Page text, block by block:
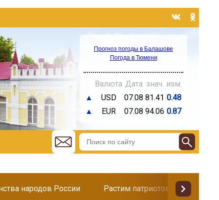
Прогноз погоды в Балашове
Погода в Тюмени
Валюта Дата знач. изм.
▲
USD 07.08 81.41 0.48
▲
EUR 07.08 94.06 0.87
народов России Растим патриотов